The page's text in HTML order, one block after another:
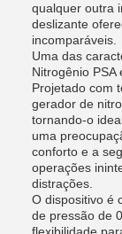
qualquer outra
deslizante
incomparáveis.
Uma das
Nitrogênio PSA
Projetado com
gerador de
tornando-o
uma
conforto e a
operações
distrações.
O dispositivo é
de pressão de